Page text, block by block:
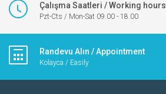
Çalışma Saatleri / Working hours
Pzt-Cts / Mon-Sat 09.00 - 18.00
Randevu Alın / Appointment
Kolayca / Easily